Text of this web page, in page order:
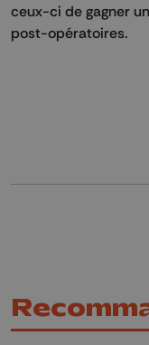
ceux-ci de gagner
post-opératoires.